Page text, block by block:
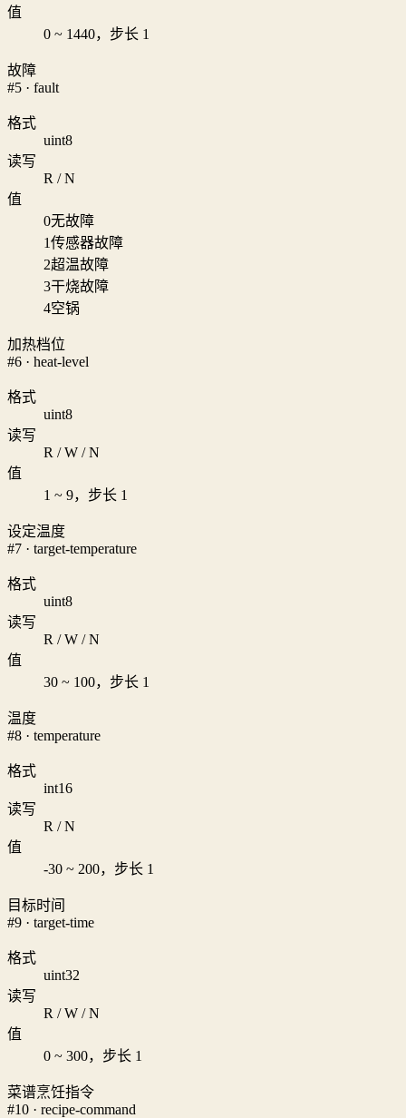
值
0 ~ 1440，步长 1
故障
#5 · fault
格式
uint8
读写
R / N
值
0无故障
1传感器故障
2超温故障
3干烧故障
4空锅
加热档位
#6 · heat-level
格式
uint8
读写
R / W / N
值
1 ~ 9，步长 1
设定温度
#7 · target-temperature
格式
uint8
读写
R / W / N
值
30 ~ 100，步长 1
温度
#8 · temperature
格式
int16
读写
R / N
值
-30 ~ 200，步长 1
目标时间
#9 · target-time
格式
uint32
读写
R / W / N
值
0 ~ 300，步长 1
菜谱烹饪指令
#10 · recipe-command